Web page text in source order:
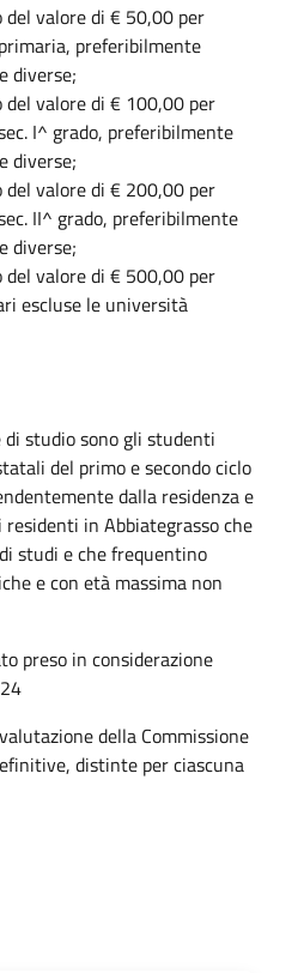
del valore di € 50,00 per
preferibilmente
diverse;
del valore di € 100,00 per
I^ grado, preferibilmente
diverse;
del valore di € 200,00 per
II^ grado, preferibilmente
diverse;
del valore di € 500,00 per
escluse le università
studio sono gli studenti
del primo e secondo ciclo
dalla residenza e
in Abbiategrasso che
studi e che frequentino
e con età massima non
preso in considerazione
della Commissione
distinte per ciascuna